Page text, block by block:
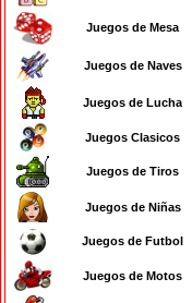
Juegos de Mesa
Juegos de Naves
Juegos de Lucha
Juegos Clasicos
Juegos de Tiros
Juegos de Niñas
Juegos de Futbol
Juegos de Motos